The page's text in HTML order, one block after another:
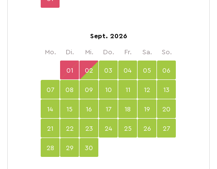
Sept. 2026
Mo. Di. Mi. Do. Fr. Sa. So.
01 02 03 04 05 06
07 08 09 10 11 12 13
14 15 16 17 18 19 20
21 22 23 24 25 26 27
28 29 30